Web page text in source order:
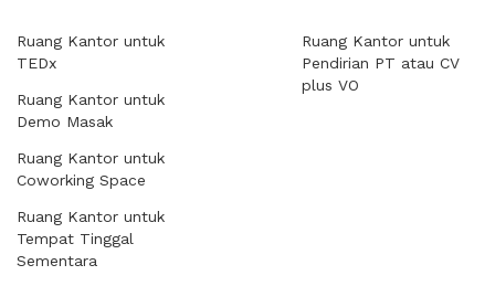
Ruang Kantor untuk
TEDx
Ruang Kantor untuk
Demo Masak
Ruang Kantor untuk
Coworking Space
Ruang Kantor untuk
Tempat Tinggal
Sementara
Ruang Kantor untuk
Pendirian PT atau CV
plus VO